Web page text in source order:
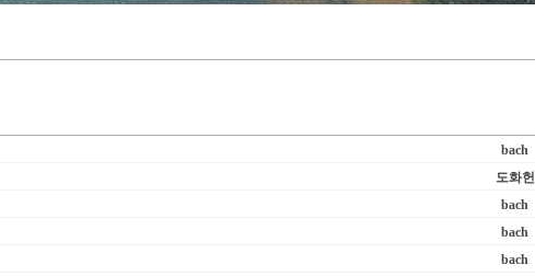
bach
도화헌
bach
bach
bach